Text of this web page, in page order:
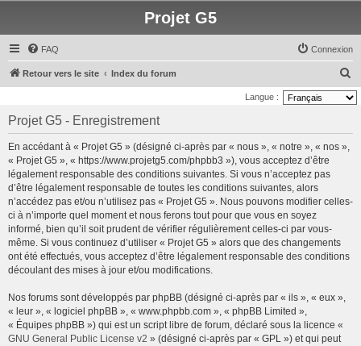
Projet G5
FAQ Connexion
Retour vers le site Index du forum
e
Langue :
Projet G5 - Enregistrement
En accédant à « Projet G5 » (désigné ci-après par « nous », « notre », « nos »,
« Projet G5 », « https://www.projetg5.com/phpbb3 »), vous acceptez d’être
légalement responsable des conditions suivantes. Si vous n’acceptez pas
d’être légalement responsable de toutes les conditions suivantes, alors
n’accédez pas et/ou n’utilisez pas « Projet G5 ». Nous pouvons modifier celles-
ci à n’importe quel moment et nous ferons tout pour que vous en soyez
informé, bien qu’il soit prudent de vérifier régulièrement celles-ci par vous-
même. Si vous continuez d’utiliser « Projet G5 » alors que des changements
ont été effectués, vous acceptez d’être légalement responsable des conditions
découlant des mises à jour et/ou modifications.
Nos forums sont développés par phpBB (désigné ci-après par « ils », « eux »,
« leur », « logiciel phpBB », « www.phpbb.com », « phpBB Limited »,
« Équipes phpBB ») qui est un script libre de forum, déclaré sous la licence «
GNU General Public License v2 » (désigné ci-après par « GPL ») et qui peut